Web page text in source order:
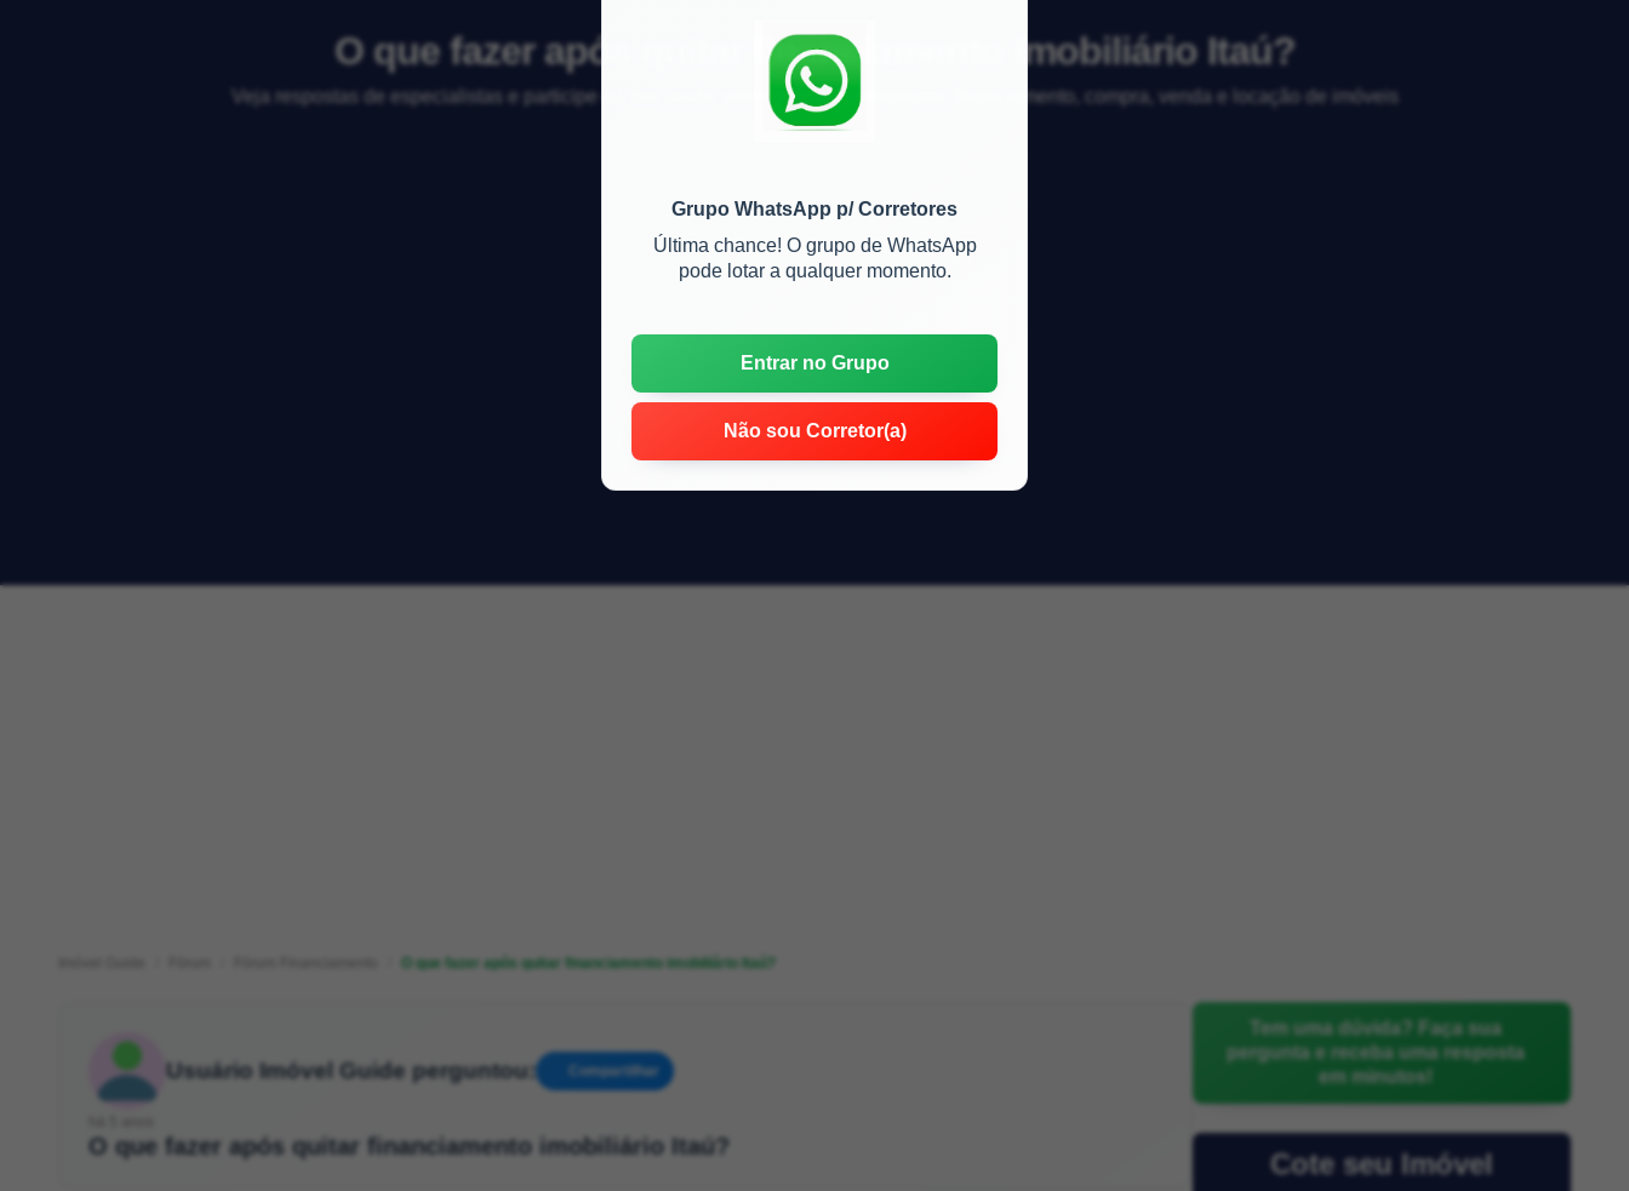
Grupo WhatsApp p/ Corretores
Última chance! O grupo de WhatsApp
pode lotar a qualquer momento.
Entrar no Grupo
Não sou Corretor(a)
O que fazer após quitar financiamento imobiliário Itaú?
Veja respostas de especialistas e participe da discussão sobre mercado imobiliário, financiamento, compra, venda e locação de imóveis
O que fazer após quitar financiamento imobiliário Itaú?
Usuário Imóvel Guide perguntou: Compartilhar
O que fazer após quitar financiamento imobiliário Itaú?
Tem uma dúvida? Faça sua
pergunta e receba uma resposta
em minutos!
Cote seu Imóvel